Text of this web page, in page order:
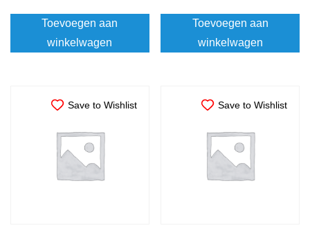
Toevoegen aan
winkelwagen
Toevoegen aan
winkelwagen
Save to Wishlist Save to Wishlist